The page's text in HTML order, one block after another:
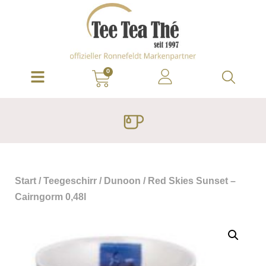
0
Start / Teegeschirr / Dunoon / Red Skies Sunset –
Cairngorm 0,48l